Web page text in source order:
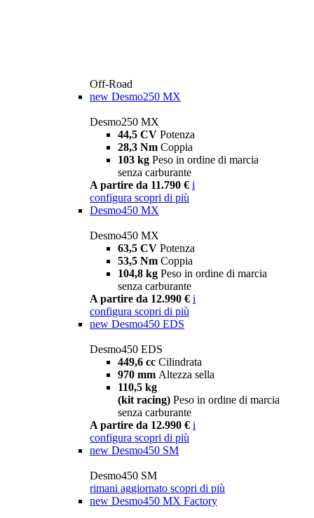
Off-Road
new Desmo250 MX
Desmo250 MX
44,5 CV Potenza
28,3 Nm Coppia
103 kg Peso in ordine di marcia
senza carburante
A partire da 11.790 € i
configura scopri di più
Desmo450 MX
Desmo450 MX
63,5 CV Potenza
53,5 Nm Coppia
104,8 kg Peso in ordine di marcia
senza carburante
A partire da 12.990 € i
configura scopri di più
new Desmo450 EDS
Desmo450 EDS
449,6 cc Cilindrata
970 mm Altezza sella
110,5 kg
(kit racing) Peso in ordine di marcia
senza carburante
A partire da 12.990 € i
configura scopri di più
new Desmo450 SM
Desmo450 SM
rimani aggiornato scopri di più
new Desmo450 MX Factory